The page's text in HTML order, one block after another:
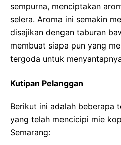
sempurna, menciptakan
selera. Aroma ini semakin
disajikan dengan taburan
membuat siapa pun yang
tergoda untuk
Kutipan Pelanggan
Berikut ini adalah beberapa
yang telah mencicipi mie
Semarang: